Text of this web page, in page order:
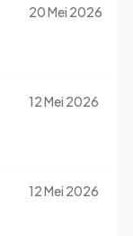
20 Mei 2026
12 Mei 2026
12 Mei 2026